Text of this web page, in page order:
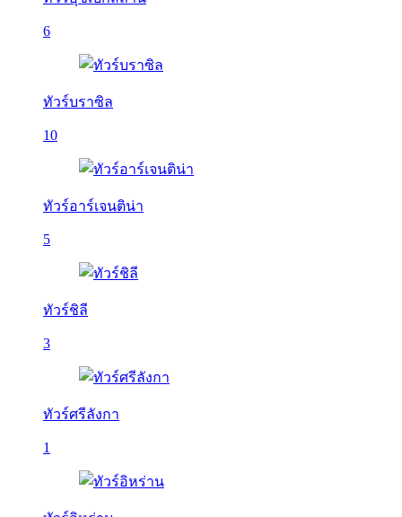
6
ทัวร์บราซิล
10
ทัวร์อาร์เจนติน่า
5
ทัวร์ชิลี
3
ทัวร์ศรีลังกา
1